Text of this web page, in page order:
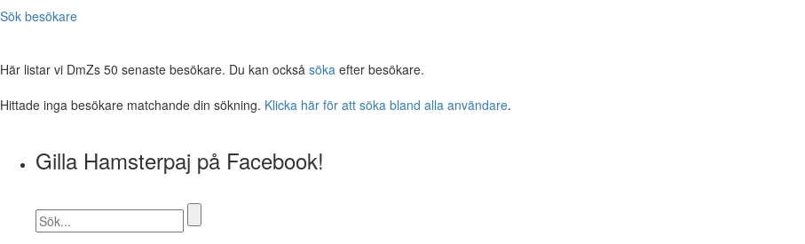
Sök besökare
Här listar vi DmZs 50 senaste besökare. Du kan också söka efter besökare.
Hittade inga besökare matchande din sökning. Klicka här för att söka bland alla användare.
Gilla Hamsterpaj på Facebook!